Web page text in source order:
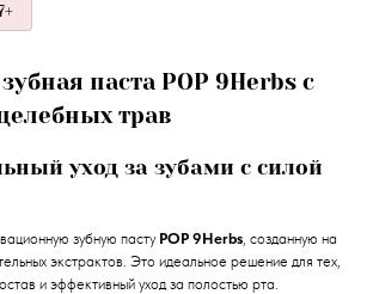
паста POP 9Herbs с
трав
уход за зубами с силой
зубную пасту POP 9Herbs , созданную на
экстрактов. Это идеальное решение для тех,
и эффективный уход за полостью рта.